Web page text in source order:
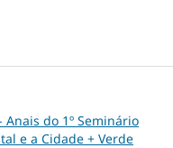
Anais do 1º Seminário
e a Cidade + Verde